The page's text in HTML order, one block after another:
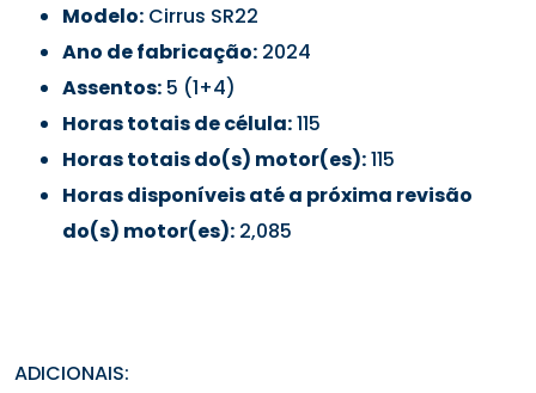
Modelo: Cirrus SR22
Ano de fabricação: 2024
Assentos: 5 (1+4)
Horas totais de célula:115
Horas totais do(s) motor(es):115
Horas disponíveis até a próxima revisão
do(s) motor(es): 2,085
ADICIONAIS: